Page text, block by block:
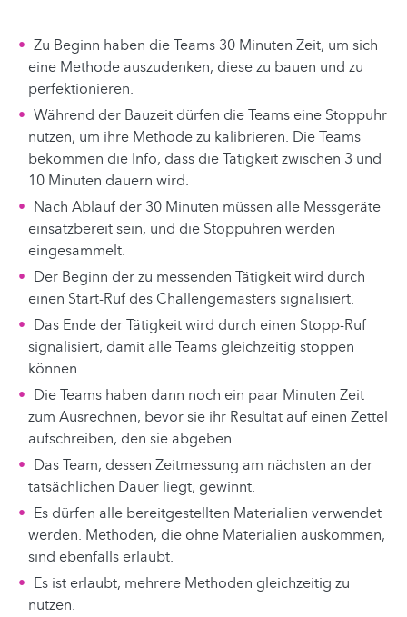
Zu Beginn haben die Teams 30 Minuten Zeit, um sich
eine Methode auszudenken, diese zu bauen und zu
perfektionieren.
Während der Bauzeit dürfen die Teams eine Stoppuhr
nutzen, um ihre Methode zu kalibrieren. Die Teams
bekommen die Info, dass die Tätigkeit zwischen 3 und
10 Minuten dauern wird.
Nach Ablauf der 30 Minuten müssen alle Messgeräte
einsatzbereit sein, und die Stoppuhren werden
eingesammelt.
Der Beginn der zu messenden Tätigkeit wird durch
einen Start-Ruf des Challengemasters signalisiert.
Das Ende der Tätigkeit wird durch einen Stopp-Ruf
signalisiert, damit alle Teams gleichzeitig stoppen
können.
Die Teams haben dann noch ein paar Minuten Zeit
zum Ausrechnen, bevor sie ihr Resultat auf einen Zettel
aufschreiben, den sie abgeben.
Das Team, dessen Zeitmessung am nächsten an der
tatsächlichen Dauer liegt, gewinnt.
Es dürfen alle bereitgestellten Materialien verwendet
werden. Methoden, die ohne Materialien auskommen,
sind ebenfalls erlaubt.
Es ist erlaubt, mehrere Methoden gleichzeitig zu
nutzen.